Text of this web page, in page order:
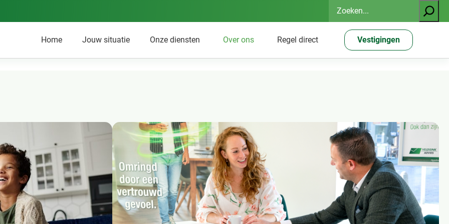
Zoeken
Home Jouw situatie Onze diensten Over ons Regel direct Vestigingen